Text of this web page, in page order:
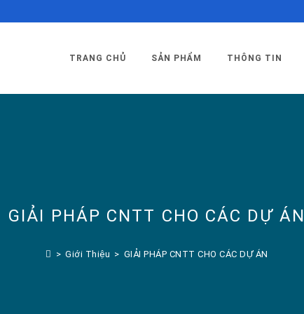
TRANG CHỦ SẢN PHẨM THÔNG TIN
GIẢI PHÁP CNTT CHO CÁC DỰ ÁN
> Giới Thiệu > GIẢI PHÁP CNTT CHO CÁC DỰ ÁN